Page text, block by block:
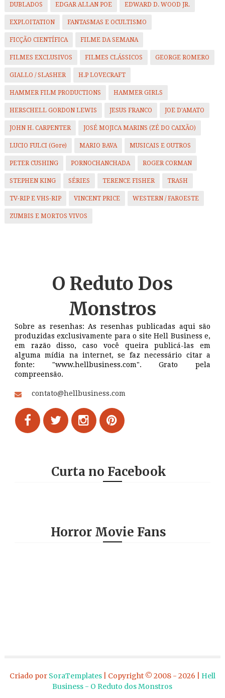
DUBLADOS EDGAR ALLAN POE EDWARD D. WOOD JR.
EXPLOITATION FANTASMAS E OCULTISMO
FICÇÃO CIENTÍFICA FILME DA SEMANA
FILMES EXCLUSIVOS FILMES CLÁSSICOS GEORGE ROMERO
GIALLO / SLASHER H.P LOVECRAFT
HAMMER FILM PRODUCTIONS HAMMER GIRLS
HERSCHELL GORDON LEWIS JESUS FRANCO JOE D'AMATO
JOHN H. CARPENTER JOSÉ MOJICA MARINS (ZÉ DO CAIXÃO)
LUCIO FULCI (Gore) MARIO BAVA MUSICAIS E OUTROS
PETER CUSHING PORNOCHANCHADA ROGER CORMAN
STEPHEN KING SÉRIES TERENCE FISHER TRASH
TV-RIP E VHS-RIP VINCENT PRICE WESTERN / FAROESTE
ZUMBIS E MORTOS VIVOS
O Reduto Dos
Monstros
Sobre as resenhas: As resenhas publicadas aqui são
produzidas exclusivamente para o site Hell Business e,
em razão disso, caso você queira publicá-las em
alguma mídia na internet, se faz necessário citar a
fonte: "www.hellbusiness.com". Grato pela
compreensão.
contato@hellbusiness.com
Curta no Facebook
Horror Movie Fans
Criado por SoraTemplates| Copyright © 2008 - 2026 | Hell
Business - O Reduto dos Monstros